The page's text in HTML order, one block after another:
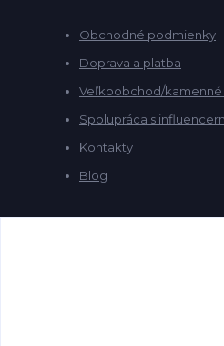
Obchodné podmienky
Doprava a platba
Veľkoobchod/
Spolupráca s
Kontakty
Blog